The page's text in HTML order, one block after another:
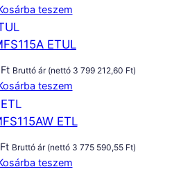
teszem
ETUL
Ft Bruttó ár (nettó 3 799 212,60 Ft)
teszem
ETL
Ft Bruttó ár (nettó 3 775 590,55 Ft)
teszem